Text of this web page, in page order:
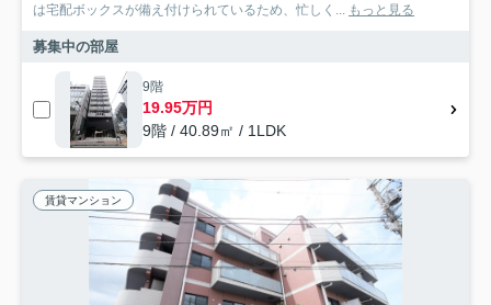
は宅配ボックスが備え付けられているため、忙しく... もっと見る
募集中の部屋
9階
19.95万円
9階 / 40.89㎡ / 1LDK
賃貸マンション